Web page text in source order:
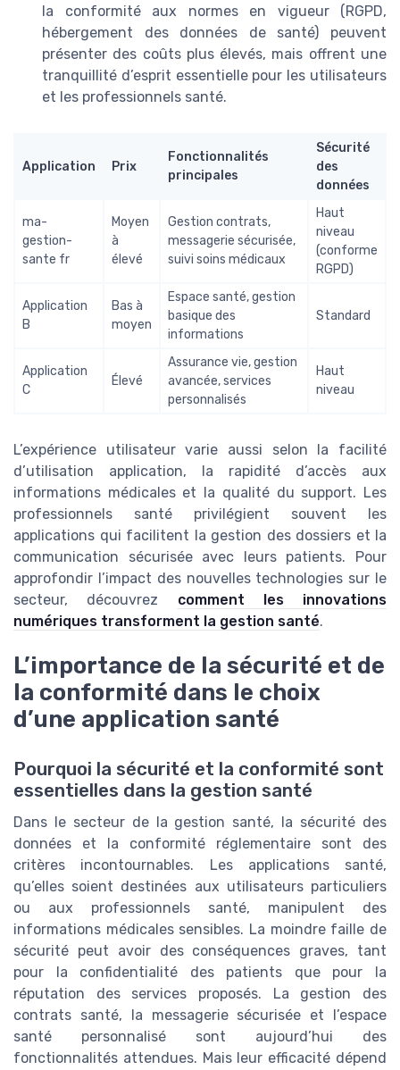
la conformité aux normes en vigueur (RGPD,
hébergement des données de santé) peuvent
présenter des coûts plus élevés, mais offrent une
tranquillité d’esprit essentielle pour les utilisateurs
et les professionnels santé.
Application Prix
Fonctionnalités
principales
Sécurité
des
données
ma-
gestion-
sante fr
Moyen
à
élevé
Gestion contrats,
messagerie sécurisée,
suivi soins médicaux
Haut
niveau
(conforme
RGPD)
Application
B
Bas à
moyen
Espace santé, gestion
basique des
informations
Standard
Application
C
Élevé
Assurance vie, gestion
avancée, services
personnalisés
Haut
niveau
L’expérience utilisateur varie aussi selon la facilité
d’utilisation application, la rapidité d’accès aux
informations médicales et la qualité du support. Les
professionnels santé privilégient souvent les
applications qui facilitent la gestion des dossiers et la
communication sécurisée avec leurs patients. Pour
approfondir l’impact des nouvelles technologies sur le
secteur, découvrez comment les innovations
numériques transforment la gestion santé.
L’importance de la sécurité et de
la conformité dans le choix
d’une application santé
Pourquoi la sécurité et la conformité sont
essentielles dans la gestion santé
Dans le secteur de la gestion santé, la sécurité des
données et la conformité réglementaire sont des
critères incontournables. Les applications santé,
qu’elles soient destinées aux utilisateurs particuliers
ou aux professionnels santé, manipulent des
informations médicales sensibles. La moindre faille de
sécurité peut avoir des conséquences graves, tant
pour la confidentialité des patients que pour la
réputation des services proposés. La gestion des
contrats santé, la messagerie sécurisée et l’espace
santé personnalisé sont aujourd’hui des
fonctionnalités attendues. Mais leur efficacité dépend